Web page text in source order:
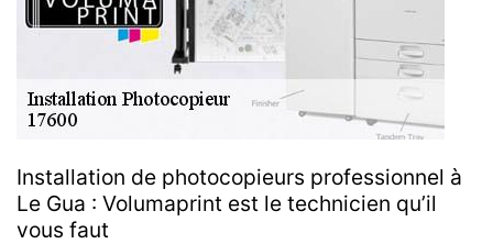
Installation de photocopieurs professionnel à
Le Gua : Volumaprint est le technicien qu’il
vous faut